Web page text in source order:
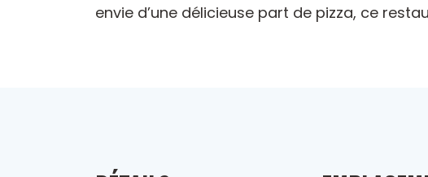
envie d’une délicieuse part de pizza, ce